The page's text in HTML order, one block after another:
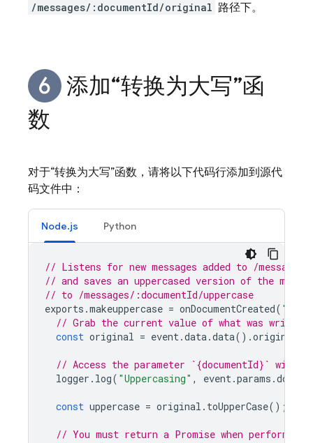
/messages/:documentId/original 路径下。
添加“转换为大写”函
数
对于“转换为大写”函数，请将以下代码行添加到源代
码文件中：
Node.js Python
// Listens for new messages added to /
// and saves an uppercased version of the
// to /messages/:documentId/uppercase
exports .makeuppercase = onDocumentCreated( "/
// Grab the current value of what was
const original = event.data.data().original
// Access the parameter `{documentId}` with
logger . log( "Uppercasing" , event.params .
const uppercase = original . toUpperCase();
// You must return a Promise when performing